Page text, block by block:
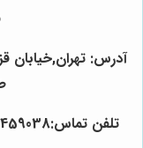
آدرس: تهران,خیابان
تلفن تماس:55459038-021 55459022-021 09126883974